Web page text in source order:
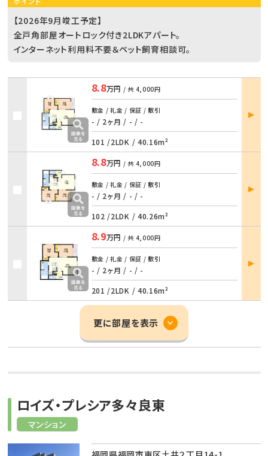
【2026年9月竣工予定】
全戸角部屋オートロック付き2LDKアパート。
インターネット利用料不要＆ペット飼育相談可。
8.8万円 / 共 4,000円
敷金 / 礼金 / 保証 / 敷引
- / 2ヶ月 / - / -
101 /2LDK / 40.16m²
部屋
詳細
8.8万円 / 共 4,000円
敷金 / 礼金 / 保証 / 敷引
- / 2ヶ月 / - / -
102 /2LDK / 40.26m²
部屋
詳細
8.9万円 / 共 4,000円
敷金 / 礼金 / 保証 / 敷引
- / 2ヶ月 / - / -
201 /2LDK / 40.16m²
部屋
詳細
更に部屋を表示
マンション
ロイズ・プレシア多々良東